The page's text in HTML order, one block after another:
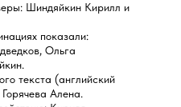
Шиндяйкин Кирилл и
показали:
Ольга
текста (английский
Алена.